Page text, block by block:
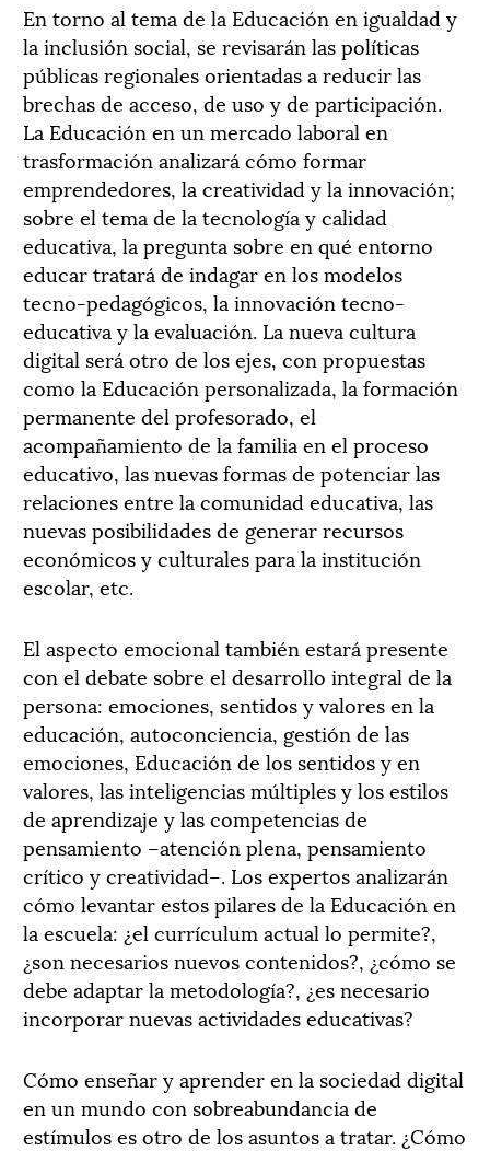
En torno al tema de la Educación en igualdad y
la inclusión social, se revisarán las políticas
públicas regionales orientadas a reducir las
brechas de acceso, de uso y de participación.
La Educación en un mercado laboral en
trasformación analizará cómo formar
emprendedores, la creatividad y la innovación;
sobre el tema de la tecnología y calidad
educativa, la pregunta sobre en qué entorno
educar tratará de indagar en los modelos
tecno-pedagógicos, la innovación tecno-
educativa y la evaluación. La nueva cultura
digital será otro de los ejes, con propuestas
como la Educación personalizada, la formación
permanente del profesorado, el
acompañamiento de la familia en el proceso
educativo, las nuevas formas de potenciar las
relaciones entre la comunidad educativa, las
nuevas posibilidades de generar recursos
económicos y culturales para la institución
escolar, etc.
El aspecto emocional también estará presente
con el debate sobre el desarrollo integral de la
persona: emociones, sentidos y valores en la
educación, autoconciencia, gestión de las
emociones, Educación de los sentidos y en
valores, las inteligencias múltiples y los estilos
de aprendizaje y las competencias de
pensamiento –atención plena, pensamiento
crítico y creatividad–. Los expertos analizarán
cómo levantar estos pilares de la Educación en
la escuela: ¿el currículum actual lo permite?,
¿son necesarios nuevos contenidos?, ¿cómo se
debe adaptar la metodología?, ¿es necesario
incorporar nuevas actividades educativas?
Cómo enseñar y aprender en la sociedad digital
en un mundo con sobreabundancia de
estímulos es otro de los asuntos a tratar. ¿Cómo